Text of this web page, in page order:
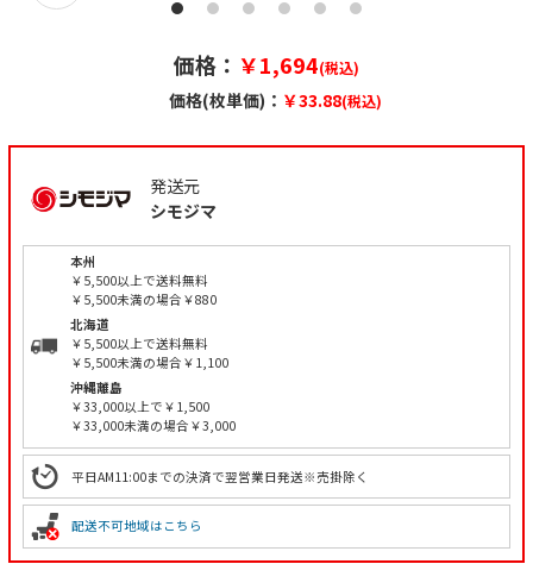
価格： ￥1,694(税込)
価格(枚単価)： ￥33.88(税込)
発送元
シモジマ
本州
￥5,500以上で送料無料
￥5,500未満の場合￥880
北海道
￥5,500以上で送料無料
￥5,500未満の場合￥1,100
沖縄離島
￥33,000以上で￥1,500
￥33,000未満の場合￥3,000
平日AM11:00までの決済で翌営業日発送※売掛除く
配送不可地域はこちら